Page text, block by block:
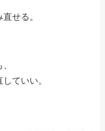
せる。
ていい。